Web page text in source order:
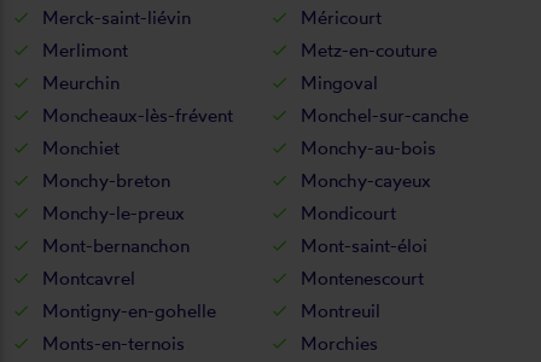
Merck-saint-liévin
Méricourt
Merlimont
Metz-en-couture
Meurchin
Mingoval
Moncheaux-lès-frévent
Monchel-sur-canche
Monchiet
Monchy-au-bois
Monchy-breton
Monchy-cayeux
Monchy-le-preux
Mondicourt
Mont-bernanchon
Mont-saint-éloi
Montcavrel
Montenescourt
Montigny-en-gohelle
Montreuil
Monts-en-ternois
Morchies